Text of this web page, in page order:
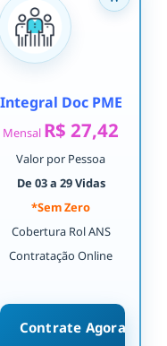
Integral Doc PME
Mensal R$ 27,42
Valor por Pessoa
De 03 a 29 Vidas
*Sem Zero
Cobertura Rol ANS
Contratação Online
Contrate Agora